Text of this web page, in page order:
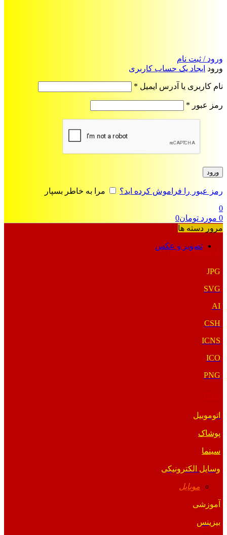
ورود / ثبت نام
ورود ایجاد یک حساب کاربری
نام کاربری یا آدرس ایمیل *
رمز عبور *
ورود
رمز عبور را فراموش کرده اید؟
مرا به خاطر بسپار
0
0 مورد تومان0
مرور دسته ها
تصویر و عکس
فرمت‌های خاص
JPG
SVG
AI
CSH
ICNS
ICO
PNG
اتوموبیل
پوشاک
سینما
وسایل الکترونیکی
موبایل
آموزشی
بیزینس